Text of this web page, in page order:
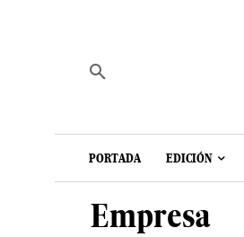
PORTADA EDICIÓN
Empresa